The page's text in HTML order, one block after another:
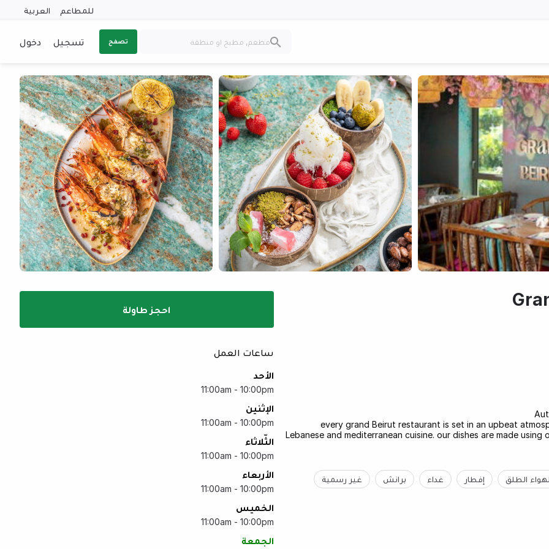
للمطاعم العربية
تصفح تسجيل دخول
every grand Beirut restaurant is set in an upbeat
Lebanese and mediterranean cuisine. our dishes are made
الطلق إفطار غداء برانش غير رسمية
احجز طاولة
ساعات العمل
الأحد
11:00am - 10:00pm
الإثنين
11:00am - 10:00pm
الثّلاثاء
11:00am - 10:00pm
الأربعاء
11:00am - 10:00pm
الخميس
11:00am - 10:00pm
الجمعة